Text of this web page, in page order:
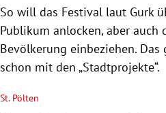
So will das Festival laut Gurk
Publikum anlocken, aber auch
Bevölkerung einbeziehen. Das
schon mit den „Stadtprojekte“.
St. Pölten